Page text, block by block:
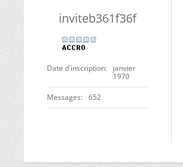
inviteb361f36f
Date d'inscription
janvier
1970
Messages 652